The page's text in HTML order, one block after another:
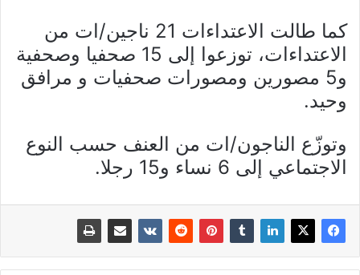
كما طالت الاعتداءات 21 ناجين/ات من
الاعتداءات، توزعوا إلى 15 صحفيا وصحفية
و5 مصورين ومصورات صحفيات و مرافق
وحيد.
وتوزّع الناجون/ات من العنف حسب النوع
الاجتماعي إلى 6 نساء و15 رجلا.